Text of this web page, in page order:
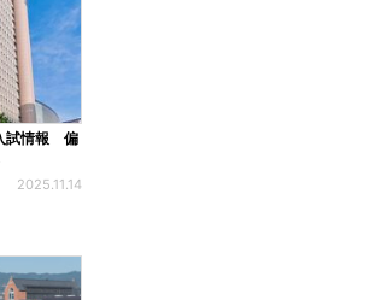
試情報 偏
2025.11.14